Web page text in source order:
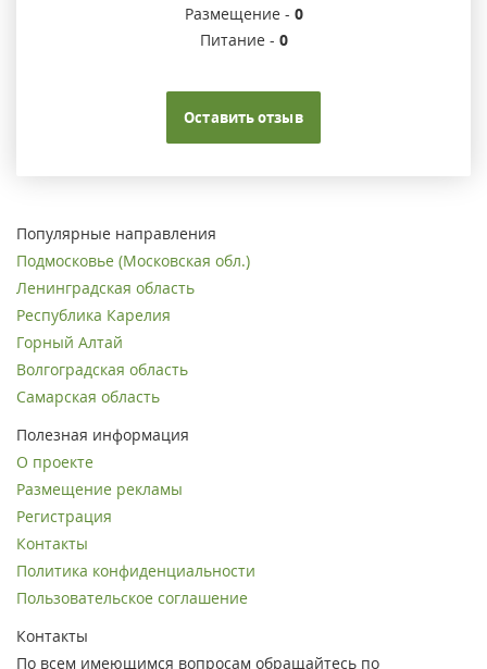
Размещение - 0
Питание - 0
Оставить отзыв
Популярные направления
Подмосковье (Московская обл.)
Ленинградская область
Республика Карелия
Горный Алтай
Волгоградская область
Самарская область
Полезная информация
О проекте
Размещение рекламы
Регистрация
Контакты
Политика конфиденциальности
Пользовательское соглашение
Контакты
По всем имеющимся вопросам обращайтесь по